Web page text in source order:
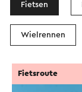
Fietsen
Wielrennen
Fietsroute